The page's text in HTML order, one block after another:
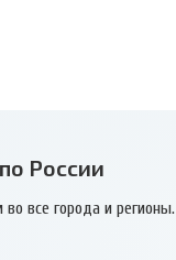
России
все города и регионы.